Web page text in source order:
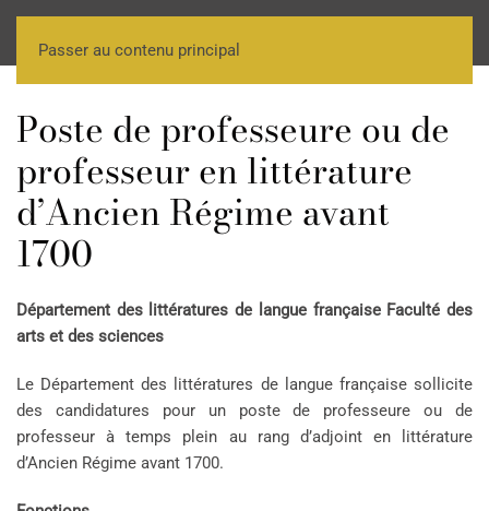
Passer au contenu principal
Poste de professeure ou de
professeur en littérature
d’Ancien Régime avant
1700
Département des littératures de langue française Faculté des
arts et des sciences
Le Département des littératures de langue française sollicite
des candidatures pour un poste de professeure ou de
professeur à temps plein au rang d’adjoint en littérature
d’Ancien Régime avant 1700.